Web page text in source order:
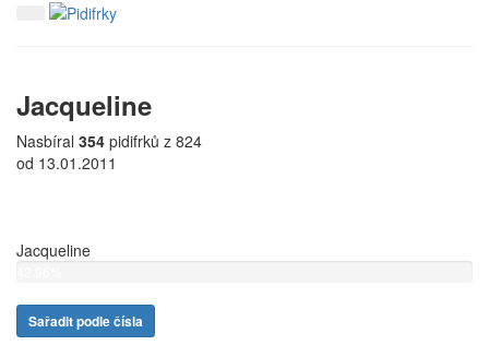
Jacqueline
Nasbíral 354 pidifrků z 824
od 13.01.2011
Jacqueline
Sařadit podle čísla